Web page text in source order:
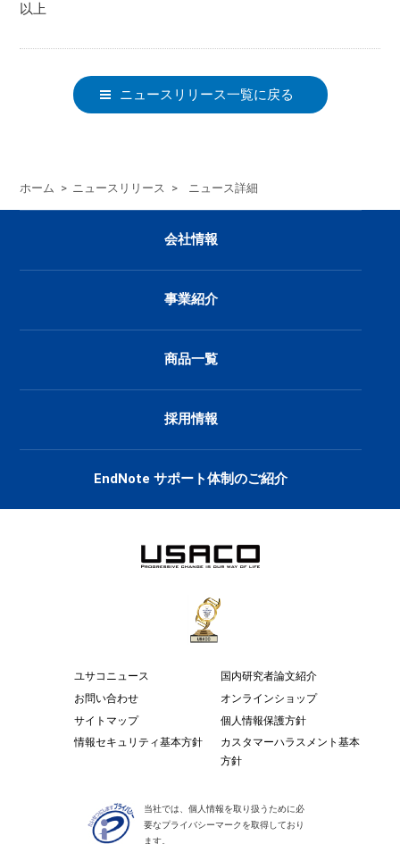
以上
ニュースリリース一覧に戻る
ホーム > ニュースリリース > ニュース詳細
会社情報
事業紹介
商品一覧
採用情報
EndNote サポート体制のご紹介
ユサコニュース
国内研究者論文紹介
お問い合わせ
オンラインショップ
サイトマップ
個人情報保護方針
情報セキュリティ基本方針
カスタマーハラスメント基本
方針
当社では、個人情報を取り扱うために必
要なプライバシーマークを取得しており
ます。